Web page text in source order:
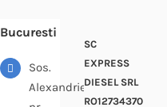
Bucuresti
Sos.
Alexandriei
SC
EXPRESS
DIESEL SRL
RO12734370